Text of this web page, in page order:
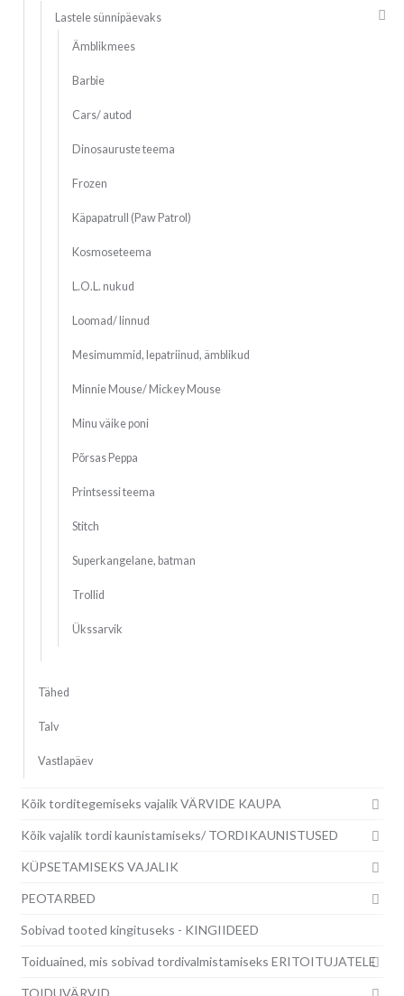
Lastele sünnipäevaks
Ämblikmees
Barbie
Cars/ autod
Dinosauruste teema
Frozen
Käpapatrull (Paw Patrol)
Kosmoseteema
L.O.L. nukud
Loomad/ linnud
Mesimummid, lepatriinud, ämblikud
Minnie Mouse/ Mickey Mouse
Minu väike poni
Põrsas Peppa
Printsessi teema
Stitch
Superkangelane, batman
Trollid
Ükssarvik
Tähed
Talv
Vastlapäev
Kõik torditegemiseks vajalik VÄRVIDE KAUPA
Kõik vajalik tordi kaunistamiseks/ TORDIKAUNISTUSED
KÜPSETAMISEKS VAJALIK
PEOTARBED
Sobivad tooted kingituseks - KINGIIDEED
Toiduained, mis sobivad tordivalmistamiseks ERITOITUJATELE
TOIDUVÄRVID